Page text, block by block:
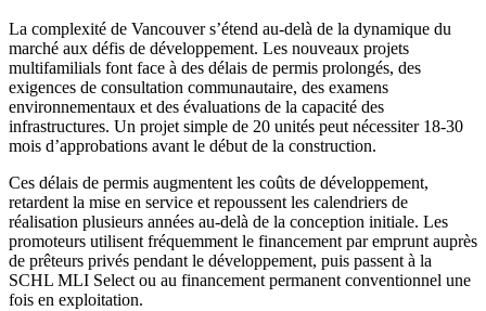
La complexité de Vancouver s’étend au-delà de la dynamique du
marché aux défis de développement. Les nouveaux projets
multifamilials font face à des délais de permis prolongés, des
exigences de consultation communautaire, des examens
environnementaux et des évaluations de la capacité des
infrastructures. Un projet simple de 20 unités peut nécessiter 18-30
mois d’approbations avant le début de la construction.
Ces délais de permis augmentent les coûts de développement,
retardent la mise en service et repoussent les calendriers de
réalisation plusieurs années au-delà de la conception initiale. Les
promoteurs utilisent fréquemment le financement par emprunt auprès
de prêteurs privés pendant le développement, puis passent à la
SCHL MLI Select ou au financement permanent conventionnel une
fois en exploitation.